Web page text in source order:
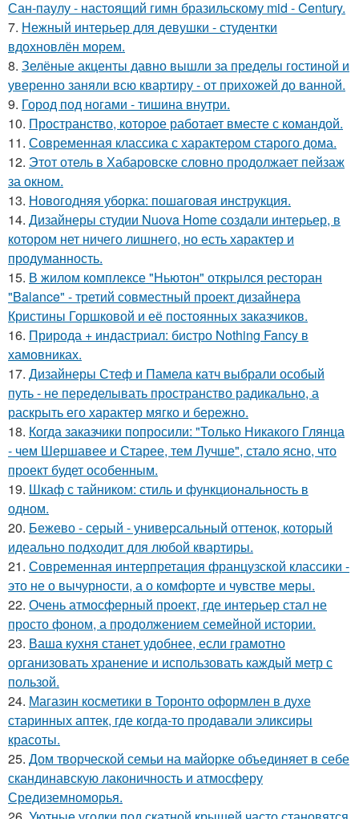
Сан-паулу - настоящий гимн бразильскому mid - Century.
7. Нежный интерьер для девушки - студентки
вдохновлён морем.
8. Зелёные акценты давно вышли за пределы гостиной и
уверенно заняли всю квартиру - от прихожей до ванной.
9. Город под ногами - тишина внутри.
10. Пространство, которое работает вместе с командой.
11. Современная классика с характером старого дома.
12. Этот отель в Хабаровске словно продолжает пейзаж
за окном.
13. Новогодняя уборка: пошаговая инструкция.
14. Дизайнеры студии Nuova Home создали интерьер, в
котором нет ничего лишнего, но есть характер и
продуманность.
15. В жилом комплексе "Ньютон" открылся ресторан
"Balance" - третий совместный проект дизайнера
Кристины Горшковой и её постоянных заказчиков.
16. Природа + индастриал: бистро Nothing Fancy в
хамовниках.
17. Дизайнеры Стеф и Памела катч выбрали особый
путь - не переделывать пространство радикально, а
раскрыть его характер мягко и бережно.
18. Когда заказчики попросили: "Только Никакого Глянца
- чем Шершавее и Старее, тем Лучше", стало ясно, что
проект будет особенным.
19. Шкаф с тайником: стиль и функциональность в
одном.
20. Бежево - серый - универсальный оттенок, который
идеально подходит для любой квартиры.
21. Современная интерпретация французской классики -
это не о вычурности, а о комфорте и чувстве меры.
22. Очень атмосферный проект, где интерьер стал не
просто фоном, а продолжением семейной истории.
23. Ваша кухня станет удобнее, если грамотно
организовать хранение и использовать каждый метр с
пользой.
24. Магазин косметики в Торонто оформлен в духе
старинных аптек, где когда-то продавали эликсиры
красоты.
25. Дом творческой семьи на майорке объединяет в себе
скандинавскую лаконичность и атмосферу
Средиземноморья.